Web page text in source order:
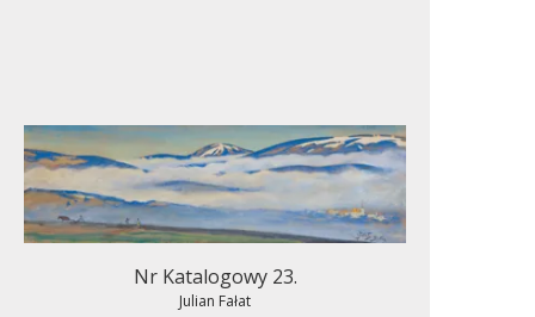
Nr Katalogowy 23.
Julian Fałat